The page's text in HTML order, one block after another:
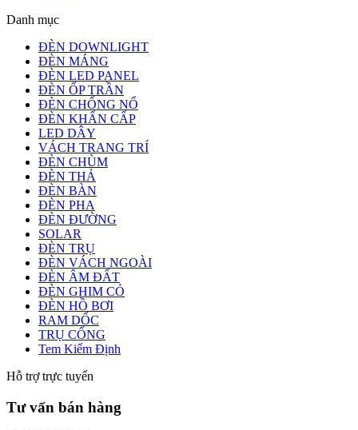
Danh mục
ĐÈN DOWNLIGHT
ĐÈN MÁNG
ĐÈN LED PANEL
ĐÈN ỐP TRẦN
ĐÈN CHỐNG NỔ
ĐÈN KHẨN CẤP
LED DÂY
VÁCH TRANG TRÍ
ĐÈN CHÙM
ĐÈN THẢ
ĐÈN BÀN
ĐÈN PHA
ĐÈN ĐƯỜNG
SOLAR
ĐÈN TRỤ
ĐÈN VÁCH NGOÀI
ĐÈN ÂM ĐẤT
ĐÈN GHIM CỎ
ĐÈN HỒ BƠI
RAM DỐC
TRỤ CỔNG
Tem Kiểm Định
Hỗ trợ trực tuyến
Tư vấn bán hàng